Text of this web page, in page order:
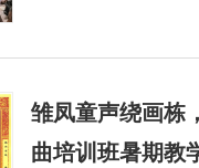
雏凤童声绕画
曲培训班暑期教